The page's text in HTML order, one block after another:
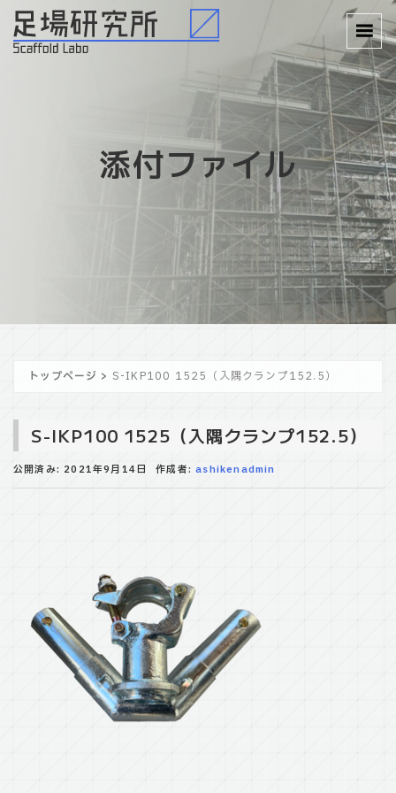
添付ファイル
トップページ > S-IKP100 1525（入隅クランプ152.5）
S-IKP100 1525（入隅クランプ152.5）
公開済み: 2021年9月14日 作成者:ashikenadmin